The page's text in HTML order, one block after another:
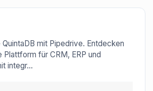
QuintaDB mit Pipedrive. Entdecken
Plattform für CRM, ERP und
integr...